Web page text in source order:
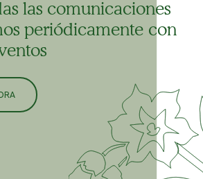
las comunicaciones
periódicamente con